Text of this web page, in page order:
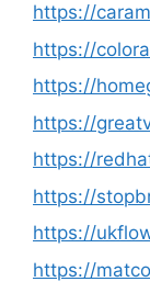
https://
https://
https://
https://
https://
https://
https://
https://